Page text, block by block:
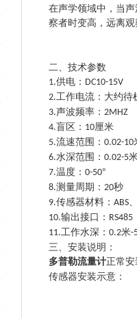
在声学领域中，当
察者时变高，远离
二、技术参数
1.供电： DC10-15V
2.工作电流：大约待
3.声波频率： 2MHZ
4.盲区： 10厘米
5.流速范围： 0.02-10
6.水深范围： 0.02-5
7.温度： 0-50°
8.测量周期： 20秒
9.传感器材料： ABS
10.输出接口： RS485
11.工作水深： 0.2米-
三、安装说明：
多普勒流量计正常
传感器安装示意：